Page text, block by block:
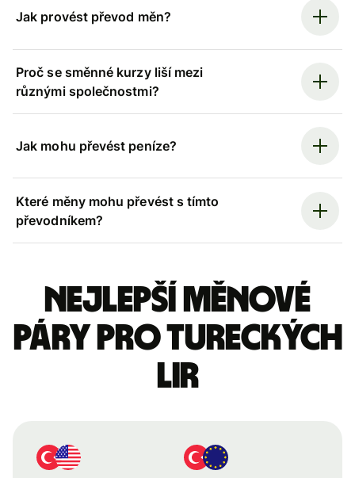
Jak provést převod měn?
Proč se směnné kurzy liší mezi
různými společnostmi?
Jak mohu převést peníze?
Které měny mohu převést s tímto
převodníkem?
Nejlepší měnové
páry pro tureckých
lir